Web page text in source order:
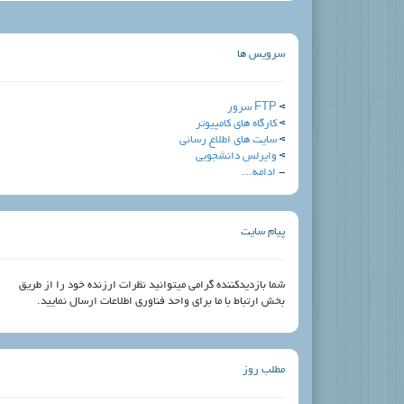
سرویس ها
FTP سرور
کارگاه های کامپیوتر
سایت های اطلاع رسانی
وایرلس دانشجویی
- ادامه...
پیام سایت
شما بازدیدکننده گرامی میتوانید نظرات ارزنده خود را از طریق
بخش ارتباط با ما برای واحد فناوری اطلاعات ارسال نمایید.
مطلب روز